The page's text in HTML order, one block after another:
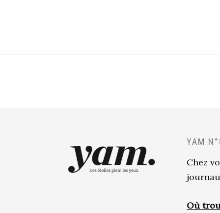
YAM
Chez
Où